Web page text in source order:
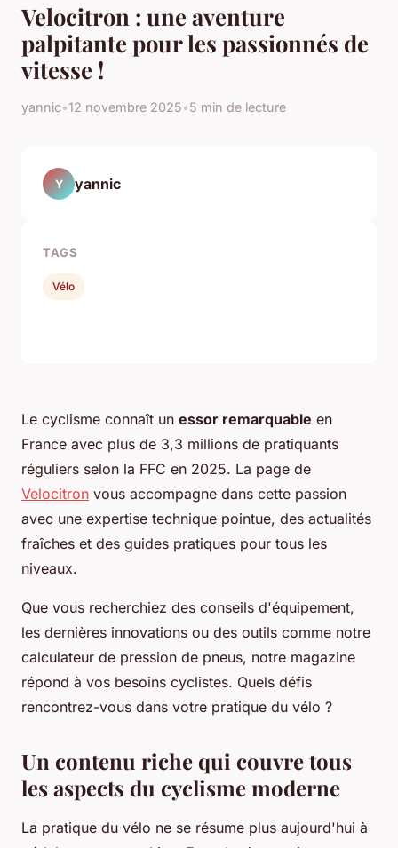
Velocitron : une aventure
palpitante pour les passionnés de
vitesse !
yannic•12 novembre 2025•5 min de lecture
Le cyclisme connaît un essor remarquable en
France avec plus de 3,3 millions de pratiquants
réguliers selon la FFC en 2025. La page de
Velocitron vous accompagne dans cette passion
avec une expertise technique pointue, des actualités
fraîches et des guides pratiques pour tous les
niveaux.
Que vous recherchiez des conseils d'équipement,
les dernières innovations ou des outils comme notre
calculateur de pression de pneus, notre magazine
répond à vos besoins cyclistes. Quels défis
rencontrez-vous dans votre pratique du vélo ?
Un contenu riche qui couvre tous
les aspects du cyclisme moderne
La pratique du vélo ne se résume plus aujourd'hui à
Y yannic
TAGS
Vélo